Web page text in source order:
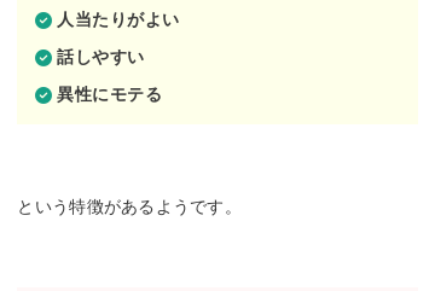
人当たりがよい
話しやすい
異性にモテる
という特徴があるようです。